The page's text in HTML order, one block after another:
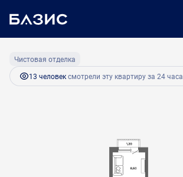
Студия18.6 м
Ипотекаот 14 331 руб.
Чистовая отделка
13 человексмотрели эту квартиру за 24 часа